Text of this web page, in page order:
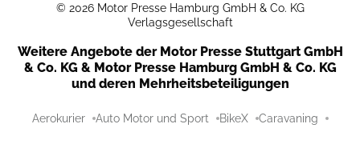
© 2026 Motor Presse Hamburg GmbH & Co. KG
Verlagsgesellschaft
Weitere Angebote der Motor Presse Stuttgart GmbH
& Co. KG & Motor Presse Hamburg GmbH & Co. KG
und deren Mehrheitsbeteiligungen
Aerokurier Auto Motor und Sport BikeX Caravaning